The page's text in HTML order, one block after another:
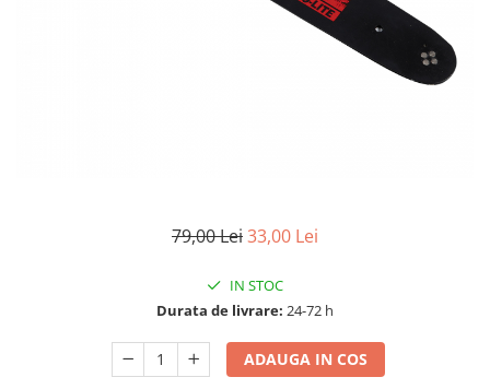
Motoare electrice
79,00 Lei33,00 Lei
IN STOC
Durata de livrare: 24-72 h
ADAUGA IN COS